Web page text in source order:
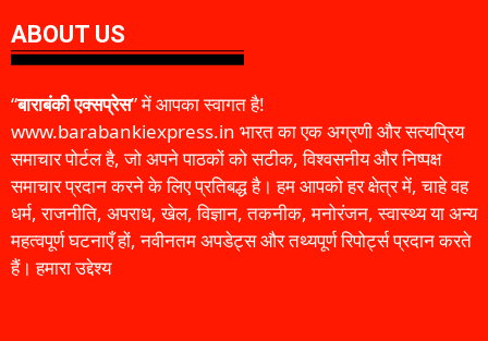
ABOUT US
“बाराबंकी एक्सप्रेस” में आपका स्वागत है!
www.barabankiexpress.in भारत का एक अग्रणी और सत्यप्रिय
समाचार पोर्टल है, जो अपने पाठकों को सटीक, विश्वसनीय और निष्पक्ष
समाचार प्रदान करने के लिए प्रतिबद्ध है। हम आपको हर क्षेत्र में, चाहे वह
धर्म, राजनीति, अपराध, खेल, विज्ञान, तकनीक, मनोरंजन, स्वास्थ्य या अन्य
महत्वपूर्ण घटनाएँ हों, नवीनतम अपडेट्स और तथ्यपूर्ण रिपोर्ट्स प्रदान करते
हैं। हमारा उद्देश्य